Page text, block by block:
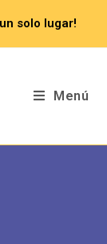
solo lugar!
Menú